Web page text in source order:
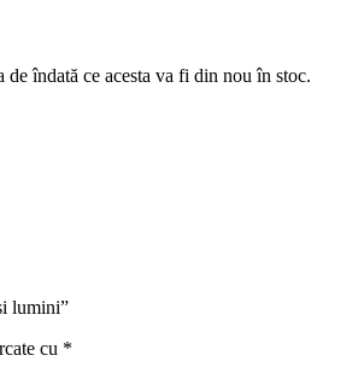
îndată ce acesta va fi din nou în stoc.
lumini”
cu *